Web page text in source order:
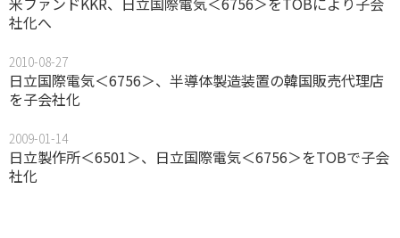
社化へ
2010-08-27
日立国際電気＜6756＞、半導体製造装置の韓国販売代理店
を子会社化
2009-01-14
日立製作所＜6501＞、日立国際電気＜6756＞をTOBで子会
社化